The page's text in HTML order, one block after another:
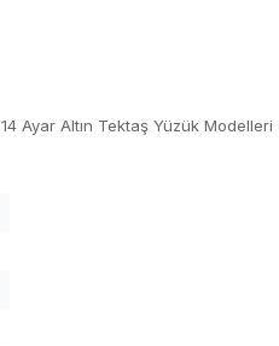
14 Ayar Altın Tektaş Yüzük Modelleri